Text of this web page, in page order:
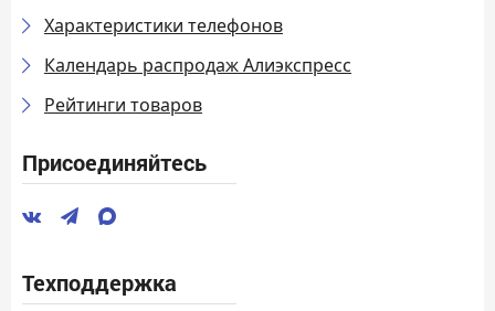
Характеристики телефонов
Календарь распродаж Алиэкспресс
Рейтинги товаров
Присоединяйтесь
Техподдержка